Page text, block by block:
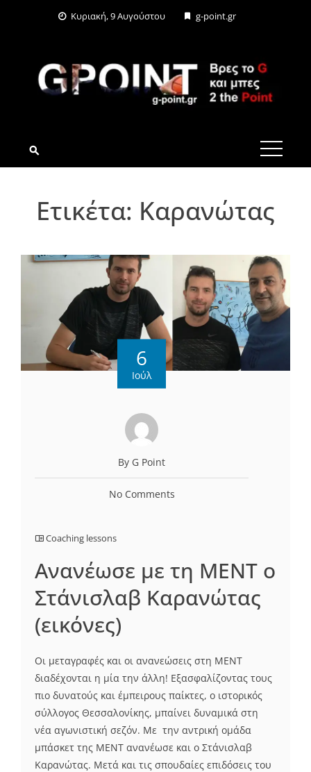
Κυριακή, 9 Αυγούστου g-point.gr
G-POINT.GR
Ετικέτα: Καρανώτας
6
Ιούλ
By G Point
No Comments
Coaching lessons
Ανανέωσε με τη ΜΕΝΤ ο
Στάνισλαβ Καρανώτας
(εικόνες)
Οι μεταγραφές και οι ανανεώσεις στη ΜΕΝΤ
διαδέχονται η μία την άλλη! Εξασφαλίζοντας τους
πιο δυνατούς και έμπειρους παίκτες, ο ιστορικός
σύλλογος Θεσσαλονίκης, μπαίνει δυναμικά στη
νέα αγωνιστική σεζόν. Με την αντρική ομάδα
μπάσκετ της ΜΕΝΤ ανανέωσε και ο Στάνισλαβ
Καρανώτας. Μετά και τις σπουδαίες επιδόσεις του